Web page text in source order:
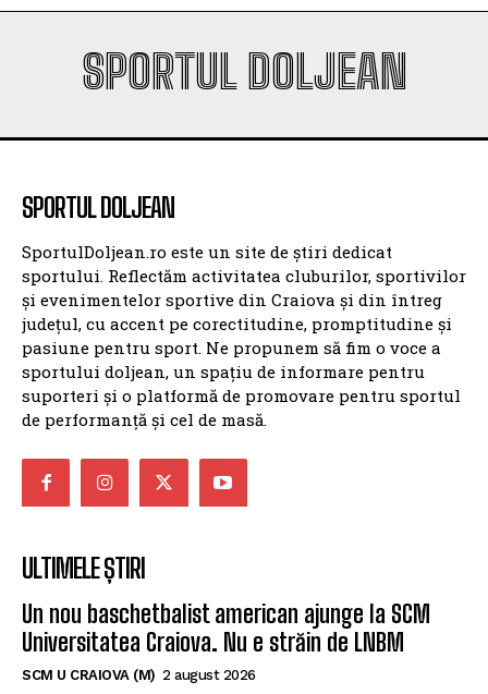
SPORTUL DOLJEAN
SPORTUL DOLJEAN
SportulDoljean.ro este un site de știri dedicat
sportului. Reflectăm activitatea cluburilor, sportivilor
și evenimentelor sportive din Craiova și din întreg
județul, cu accent pe corectitudine, promptitudine și
pasiune pentru sport. Ne propunem să fim o voce a
sportului doljean, un spațiu de informare pentru
suporteri și o platformă de promovare pentru sportul
de performanță și cel de masă.
ULTIMELE ȘTIRI
Un nou baschetbalist american ajunge la SCM
Universitatea Craiova. Nu e străin de LNBM
SCM U CRAIOVA (M) 2 august 2026